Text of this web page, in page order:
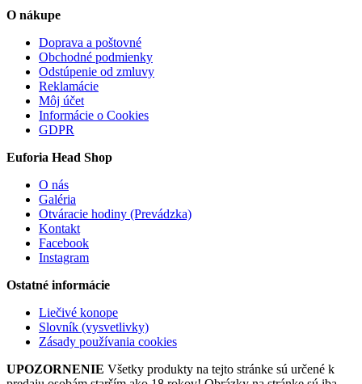
O nákupe
Doprava a poštovné
Obchodné podmienky
Odstúpenie od zmluvy
Reklamácie
Môj účet
Informácie o Cookies
GDPR
Euforia Head Shop
O nás
Galéria
Otváracie hodiny (Prevádzka)
Kontakt
Facebook
Instagram
Ostatné informácie
Liečivé konope
Slovník (vysvetlivky)
Zásady používania cookies
UPOZORNENIE Všetky produkty na tejto stránke sú určené k